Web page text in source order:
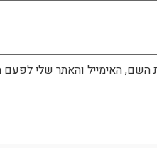
השם, האימייל והאתר שלי